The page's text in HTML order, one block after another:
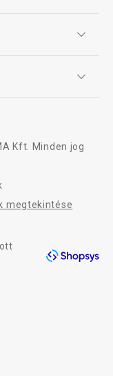
Kft. Minden jog
megtekintése